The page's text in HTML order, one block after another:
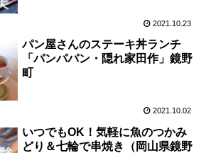
2021.10.23
パン屋さんのステーキ丼ランチ
「パンパパン・隠れ家田作」鏡野
町
2021.10.02
いつでもOK！気軽に魚のつかみ
どり＆七輪で串焼き（岡山県鏡野